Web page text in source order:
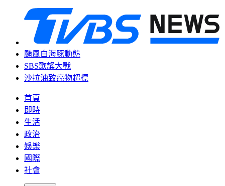
颱風白海豚動態
SBS歌謠大戰
沙拉油致癌物超標
首頁
即時
生活
政治
娛樂
國際
社會